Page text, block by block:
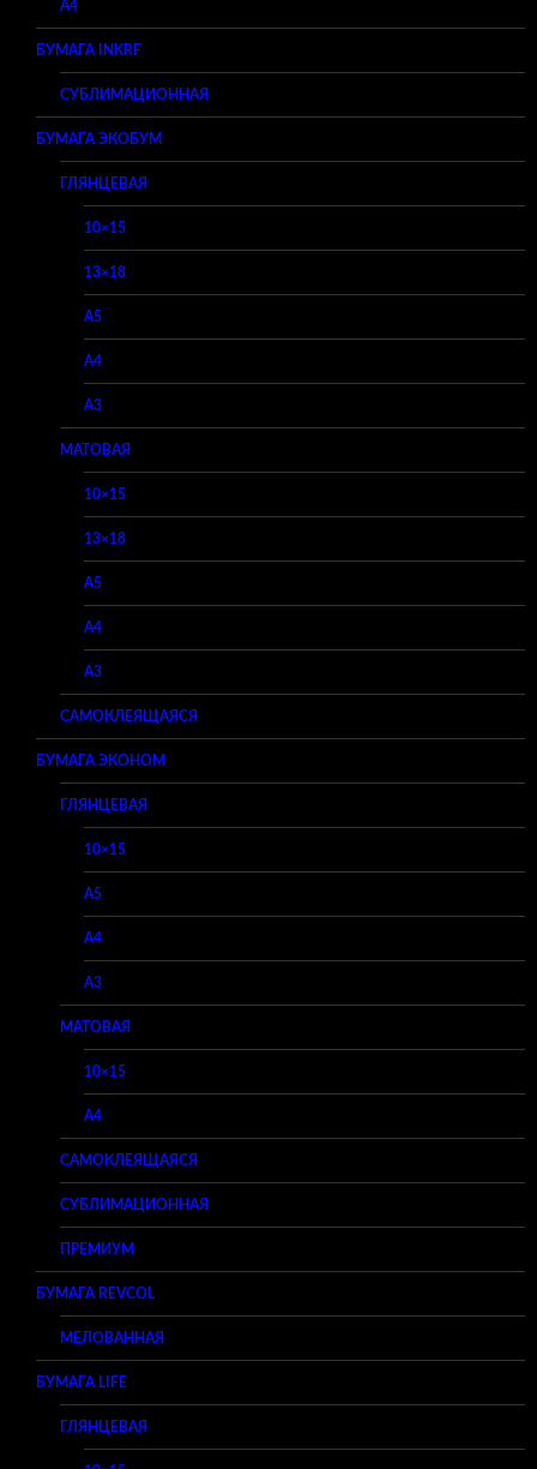
A4
БУМАГА INKRF
СУБЛИМАЦИОННАЯ
БУМАГА ЭКОБУМ
ГЛЯНЦЕВАЯ
10×15
13×18
A5
A4
A3
МАТОВАЯ
10×15
13×18
A5
A4
A3
САМОКЛЕЯЩАЯСЯ
БУМАГА ЭКОНОМ
ГЛЯНЦЕВАЯ
10×15
A5
A4
A3
МАТОВАЯ
10×15
A4
САМОКЛЕЯЩАЯСЯ
СУБЛИМАЦИОННАЯ
ПРЕМИУМ
БУМАГА REVCOL
МЕЛОВАННАЯ
БУМАГА LIFE
ГЛЯНЦЕВАЯ